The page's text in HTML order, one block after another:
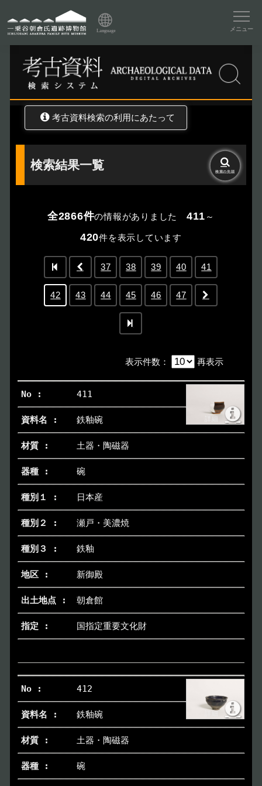
メニュー
Language
資料データベーストップ
考古資料検索
トップページ Index
本日の博物館
博物館のご案内
アクセス Access
各種申請
考古資料検索の利用にあたって
検索の先頭
検索結果一覧
全2866件の情報がありました 411 ～
420件を表示しています
37 38 39 40 41
42 43 44 45 46 47
表示件数 ： 再表示
411
鉄釉碗
土器・陶磁器
碗
日本産
瀬戸・美濃焼
鉄釉
新御殿
朝倉館
国指定重要文化財
412
鉄釉碗
土器・陶磁器
碗